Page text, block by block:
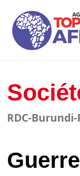
RDC-